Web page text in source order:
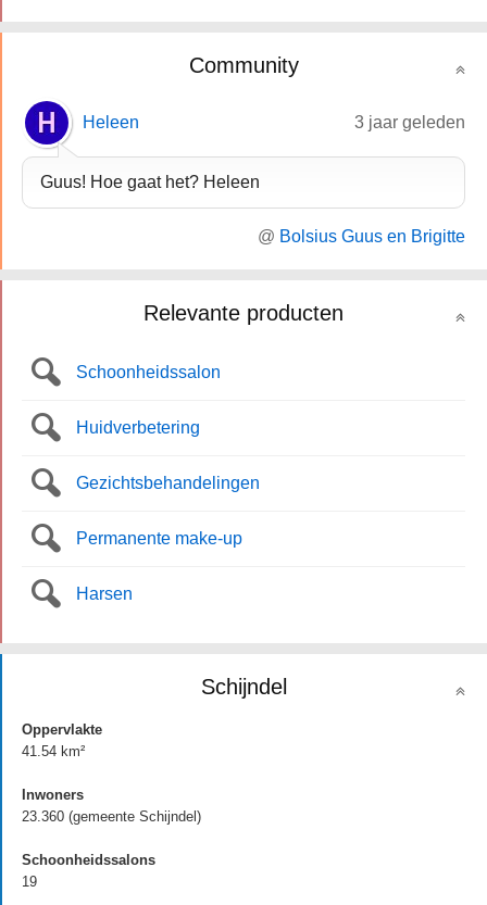
Community
Heleen 3 jaar geleden
Guus! Hoe gaat het? Heleen
@ Bolsius Guus en Brigitte
Relevante producten
Schoonheidssalon
Huidverbetering
Gezichtsbehandelingen
Permanente make-up
Harsen
Schijndel
Oppervlakte
41.54 km²
Inwoners
23.360 (gemeente Schijndel)
Schoonheidssalons
19